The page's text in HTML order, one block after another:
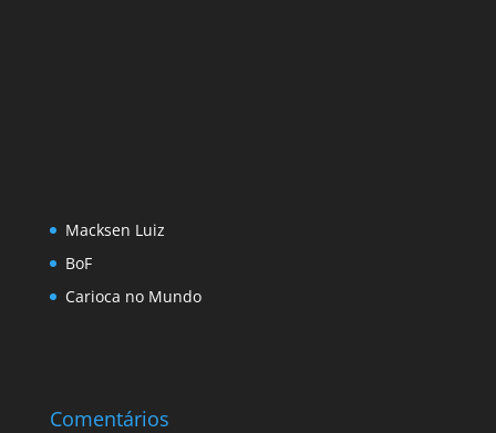
Macksen Luiz
BoF
Carioca no Mundo
Comentários